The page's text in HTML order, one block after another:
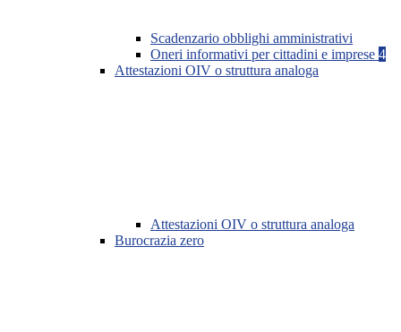
Scadenzario obblighi amministrativi
Oneri informativi per cittadini e imprese 4
Attestazioni OIV o struttura analoga
Attestazioni OIV o struttura analoga
Burocrazia zero